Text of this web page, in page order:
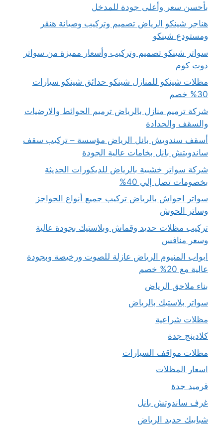
بأحسن سعر وأعلى جودة للمدخل
هناجر شينكو الرياض تصميم وتركيب وصيانة هنقر
ومستودع شينكو
سواتر شينكو تصميم وتركيب وأسعار مميزة من سواتر
دوت كوم
مظلات شينكو للمنازل شينكو حدائق شينكو سيارات
30% خصم
شركة ترميم منازل بالرياض ترميم الحوائط والارضيات
والسقف والحدادة
أسقف سندويش بانل الرياض مؤسسة – تركيب سقف
ساندويتش بانل بخامات عالية الجودة
شركة سواتر خشبية بالرياض للديكورات الحديثة
بخصومات تصل إلي 40%
سواتر احواش بالرياض تركيب جميع أنواع الحواجز
وساتر الحوش
تركيب مظلات حديد وقماش وبلاستيك بجودة عالية
وسعر منافس
ابواب المنيوم الرياض عازلة للصوت ورخيصة وبجودة
عالية مع 20% خصم
بناء ملاحق الرياض
سواتر بلاستيك بالرياض
مظلات شراعية
كلادينج جدة
مظلات مواقف السيارات
اسعار المظلات
قرميد جدة
غرف ساندوتش بانل
شبابيك حديد الرياض